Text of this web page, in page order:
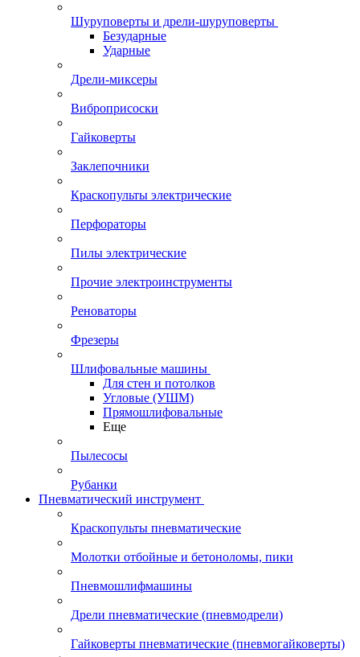
Шуруповерты и дрели-шуруповерты
Безударные
Ударные
Дрели-миксеры
Виброприсоски
Гайковерты
Заклепочники
Краскопульты электрические
Перфораторы
Пилы электрические
Прочие электроинструменты
Реноваторы
Фрезеры
Шлифовальные машины
Для стен и потолков
Угловые (УШМ)
Прямошлифовальные
Еще
Пылесосы
Рубанки
Пневматический инструмент
Краскопульты пневматические
Молотки отбойные и бетоноломы, пики
Пневмошлифмашины
Дрели пневматические (пневмодрели)
Гайковерты пневматические (пневмогайковерты)